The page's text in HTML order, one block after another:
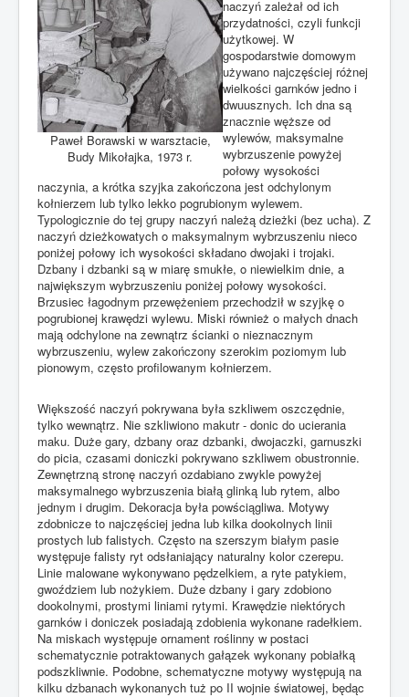
Paweł Borawski w warsztacie,
Budy Mikołajka, 1973 r.
naczyń zależał od ich
przydatności, czyli funkcji
użytkowej. W
gospodarstwie domowym
używano najczęściej różnej
wielkości garnków jedno i
dwuusznych. Ich dna są
znacznie węższe od
wylewów, maksymalne
wybrzuszenie powyżej
połowy wysokości
naczynia, a krótka szyjka zakończona jest odchylonym
kołnierzem lub tylko lekko pogrubionym wylewem.
Typologicznie do tej grupy naczyń należą dzieżki (bez ucha). Z
naczyń dzieżkowatych o maksymalnym wybrzuszeniu nieco
poniżej połowy ich wysokości składano dwojaki i trojaki.
Dzbany i dzbanki są w miarę smukłe, o niewielkim dnie, a
największym wybrzuszeniu poniżej połowy wysokości.
Brzusiec łagodnym przewężeniem przechodził w szyjkę o
pogrubionej krawędzi wylewu. Miski również o małych dnach
mają odchylone na zewnątrz ścianki o nieznacznym
wybrzuszeniu, wylew zakończony szerokim poziomym lub
pionowym, często profilowanym kołnierzem.
Większość naczyń pokrywana była szkliwem oszczędnie,
tylko wewnątrz. Nie szkliwiono makutr - donic do ucierania
maku. Duże gary, dzbany oraz dzbanki, dwojaczki, garnuszki
do picia, czasami doniczki pokrywano szkliwem obustronnie.
Zewnętrzną stronę naczyń ozdabiano zwykle powyżej
maksymalnego wybrzuszenia białą glinką lub rytem, albo
jednym i drugim. Dekoracja była powściągliwa. Motywy
zdobnicze to najczęściej jedna lub kilka dookolnych linii
prostych lub falistych. Często na szerszym białym pasie
występuje falisty ryt odsłaniający naturalny kolor czerepu.
Linie malowane wykonywano pędzelkiem, a ryte patykiem,
gwoździem lub nożykiem. Duże dzbany i gary zdobiono
dookolnymi, prostymi liniami rytymi. Krawędzie niektórych
garnków i doniczek posiadają zdobienia wykonane radełkiem.
Na miskach występuje ornament roślinny w postaci
schematycznie potraktowanych gałązek wykonany pobiałką
podszkliwnie. Podobne, schematyczne motywy występują na
kilku dzbanach wykonanych tuż po II wojnie światowej, będąc